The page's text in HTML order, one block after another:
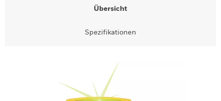
Übersicht
Spezifikationen